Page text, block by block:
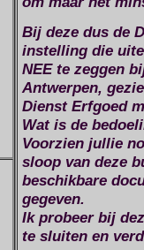
Bij deze dus de
instelling die
NEE te zeggen
Antwerpen,
Dienst Erfgoed
Wat is de
Voorzien jullie
sloop van deze
beschikbare
gegeven.
Ik probeer bij
te sluiten en